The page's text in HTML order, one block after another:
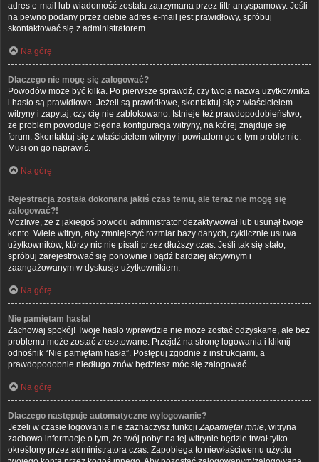
adres e-mail lub wiadomość została zatrzymana przez filtr antyspamowy. Jeśli
na pewno podany przez ciebie adres e-mail jest prawidłowy, spróbuj
skontaktować się z administratorem.
Na górę
Dlaczego nie mogę się zalogować?
Powodów może być kilka. Po pierwsze sprawdź, czy twoja nazwa użytkownika
i hasło są prawidłowe. Jeżeli są prawidłowe, skontaktuj się z właścicielem
witryny i zapytaj, czy cię nie zablokowano. Istnieje też prawdopodobieństwo,
że problem powoduje błędna konfiguracja witryny, na której znajduje się
forum. Skontaktuj się z właścicielem witryny i powiadom go o tym problemie.
Musi on go naprawić.
Na górę
Rejestracja została dokonana jakiś czas temu, ale teraz nie mogę się
zalogować?!
Możliwe, że z jakiegoś powodu administrator dezaktywował lub usunął twoje
konto. Wiele witryn, aby zmniejszyć rozmiar bazy danych, cyklicznie usuwa
użytkowników, którzy nic nie pisali przez dłuższy czas. Jeśli tak się stało,
spróbuj zarejestrować się ponownie i bądź bardziej aktywnym i
zaangażowanym w dyskusje użytkownikiem.
Na górę
Nie pamiętam hasła!
Zachowaj spokój! Twoje hasło wprawdzie nie może zostać odzyskane, ale bez
problemu może zostać zresetowane. Przejdź na stronę logowania i kliknij
odnośnik “Nie pamiętam hasła”. Postępuj zgodnie z instrukcjami, a
prawdopodobnie niedługo znów będziesz móc się zalogować.
Na górę
Dlaczego następuje automatyczne wylogowanie?
Jeżeli w czasie logowania nie zaznaczysz funkcjiZapamiętaj mnie, witryna
zachowa informację o tym, że twój pobyt na tej witrynie będzie trwał tylko
określony przez administratora czas. Zapobiega to niewłaściwemu użyciu